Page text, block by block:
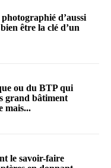
d’aussi
être la clé d’un
ou du BTP qui
grand bâtiment
mais...
le savoir-faire